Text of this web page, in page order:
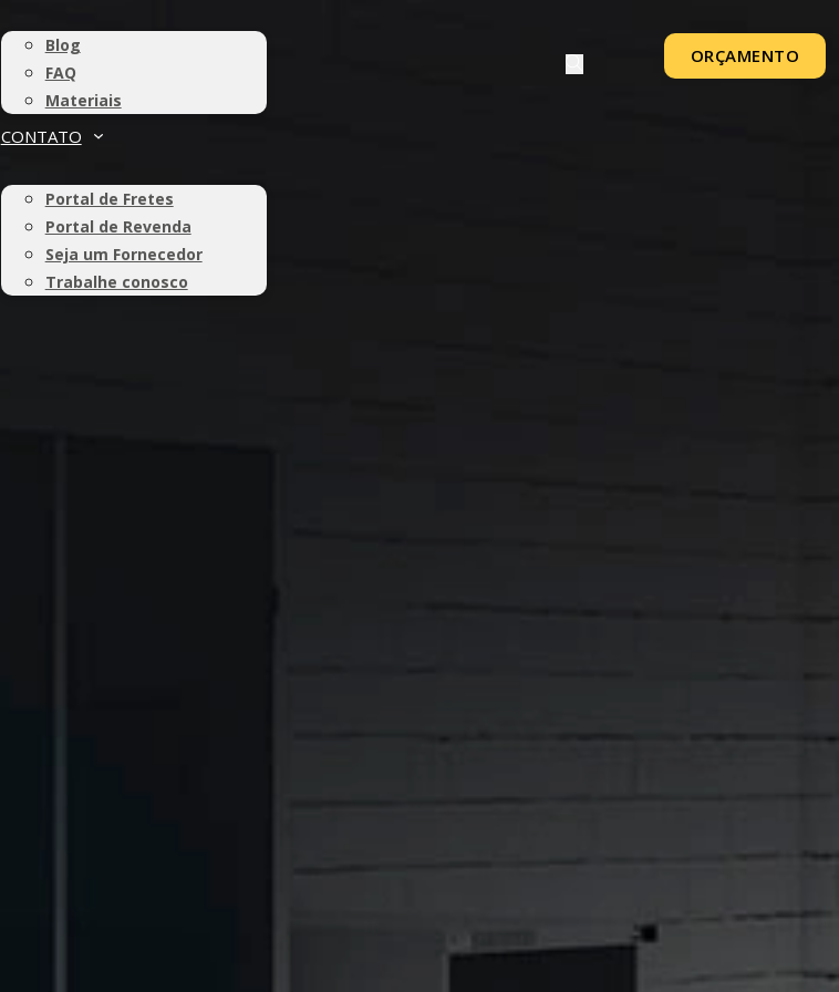
Blog
FAQ
Materiais
CONTATO
Portal de Fretes
Portal de Revenda
Seja um Fornecedor
Trabalhe conosco
ORÇAMENTO